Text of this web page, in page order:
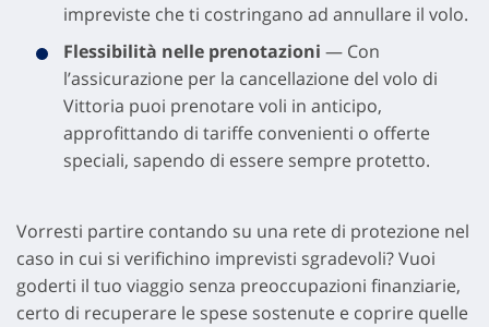
impreviste che ti costringano ad annullare il volo.
Flessibilità nelle prenotazioni — Con
l’assicurazione per la cancellazione del volo di
Vittoria puoi prenotare voli in anticipo,
approfittando di tariffe convenienti o offerte
speciali, sapendo di essere sempre protetto.
Vorresti partire contando su una rete di protezione nel
caso in cui si verifichino imprevisti sgradevoli? Vuoi
goderti il tuo viaggio senza preoccupazioni finanziarie,
certo di recuperare le spese sostenute e coprire quelle